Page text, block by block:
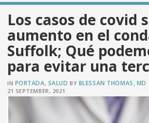
VER PUBLICACIÓN
Los casos de covid
aumento en el
Suffolk; Qué
para evitar una
IN PORTADA, SALUD BY BLESSAN THOMAS, MD
21 SEPTEMBER, 2021